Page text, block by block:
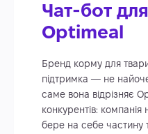
Чат-бот
Optimeal
Бренд корму для
підтримка — не
саме вона відрізняє
конкурентів:
бере на себе частину